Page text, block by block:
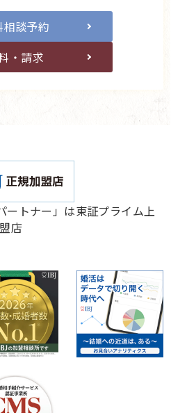
相談予約
・請求
ートナー」は東証プライム上
店